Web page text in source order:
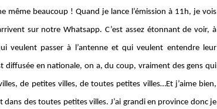
même beaucoup ! Quand je lance l’émission à 11h, je vois
sur notre Whatsapp. C’est assez étonnant de voir, à
veulent passer à l’antenne et qui veulent entendre leur
diffusée en nationale, on a, du coup, vraiment des gens qui
de petites villes, de toutes petites villes…Et j’aime bien,
des toutes petites villes. J’ai grandi en province donc je